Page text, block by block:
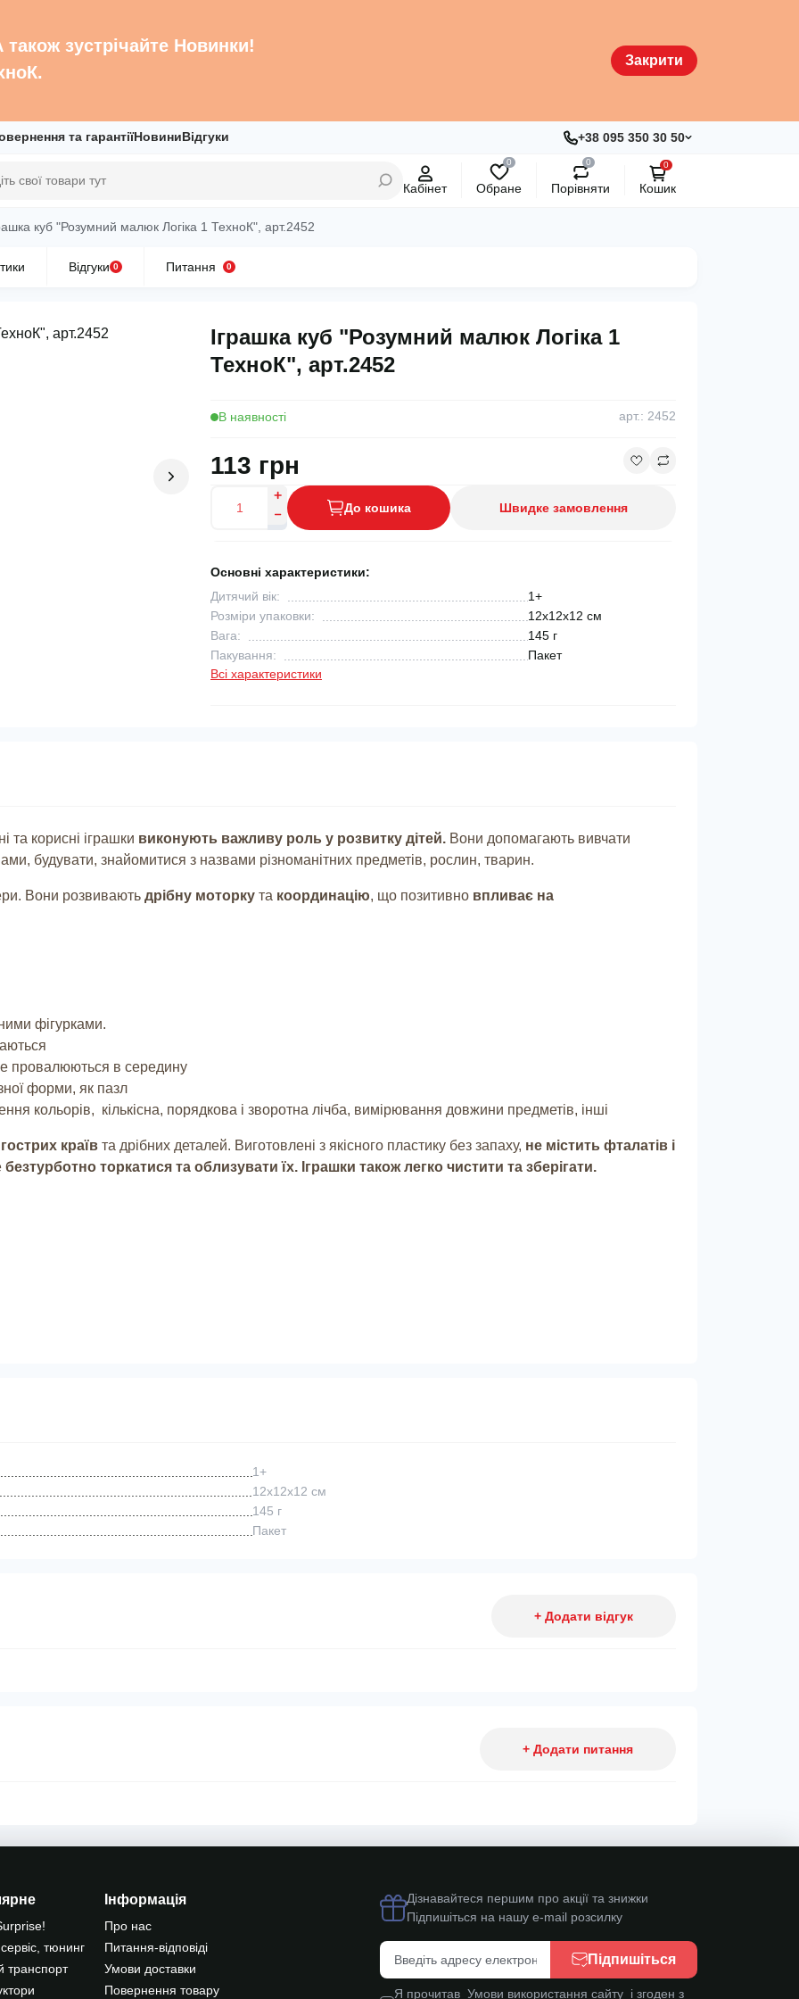
також зустрічайте Новинки!
Закрити
та гарантіїНовини Відгуки +38 095 350 30 50
Кабінет
0
Обране
0
Порівняти
0
Кошик
куб "Розумний малюк Логіка 1 ТехноК", арт.2452
Відгуки 0 Питання 0
Іграшка куб "Розумний малюк Логіка 1
ТехноК", арт.2452
В наявності арт.: 2452
113 грн
До кошика Швидке замовлення
Основні характеристики:
Дитячий вік:
1+
Розміри упаковки:
12x12x12 см
Вага:
145 г
Пакування:
Пакет
Всі характеристики
та корисні іграшки виконують важливу роль у розвитку дітей. Вони допомагають вивчати
будувати, знайомитися з назвами різноманітних предметів, рослин, тварин.
Вони розвивають дрібну моторку та координацію, що позитивно впливає на
фігурками.
провалюються в середину
форми, як пазл
кольорів, кількісна, порядкова і зворотна лічба, вимірювання довжини предметів, інші
країв та дрібних деталей. Виготовлені з якісного пластику без запаху, не містить фталатів і
безтурботно торкатися та облизувати їх. Іграшки також легко чистити та зберігати.
1+
12x12x12 см
145 г
Пакет
+ Додати відгук
+ Додати питання
тюнинг
транспорт
Інформація
Про нас
Питання-відповіді
Умови доставки
Повернення товару
Дізнавайтеся першим про акції та знижки
Підпишіться на нашу e-mail розсилку
Підпишіться
Я прочитав Умови використання сайту і згоден з